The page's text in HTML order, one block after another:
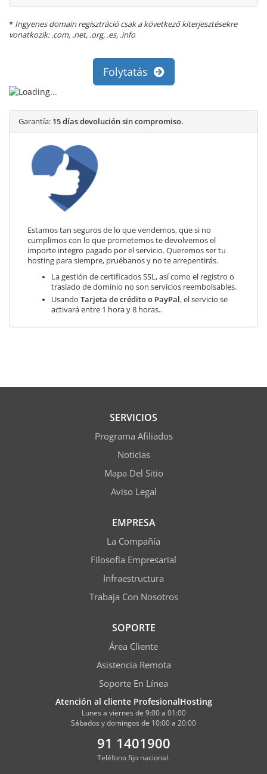
* Ingyenes domain regisztráció csak a következő kiterjesztésekre
vonatkozik: .com, .net, .org, .es, .info
Folytatás
Garantía: 15 días devolución sin compromiso.
Estamos tan seguros de lo que vendemos, que si no
cumplimos con lo que prometemos te devolvemos el
importe integro pagado por el servicio. Queremos ser tu
hosting para siempre, pruébanos y no te arrepentirás.
La gestión de certificados SSL, así como el registro o
traslado de dominio no son servicios reembolsables.
Usando Tarjeta de crédito o PayPal, el servicio se
activará entre 1 hora y 8 horas..
SERVICIOS
Programa Afiliados
Noticias
Mapa Del Sitio
Aviso Legal
EMPRESA
La Compañía
Filosofía Empresarial
Infraestructura
Trabaja Con Nosotros
SOPORTE
Área Cliente
Asistencia Remota
Soporte En Línea
Atención al cliente ProfesionalHosting
Lunes a viernes de 9:00 a 01:00
Sábados y domingos de 10:00 a 20:00
91 1401900
Teléfono fijo nacional.